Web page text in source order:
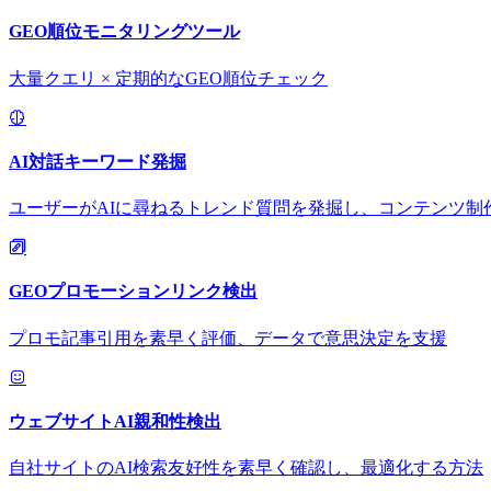
GEO順位モニタリングツール
大量クエリ × 定期的なGEO順位チェック
AI対話キーワード発掘
ユーザーがAIに尋ねるトレンド質問を発掘し、コンテンツ制
GEOプロモーションリンク検出
プロモ記事引用を素早く評価、データで意思決定を支援
ウェブサイトAI親和性検出
自社サイトのAI検索友好性を素早く確認し、最適化する方法